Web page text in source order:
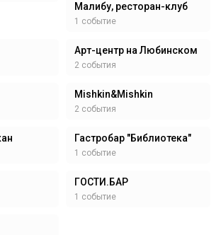
Малибу, ресторан-клуб
1 событие
Арт-центр на Любинском
2 события
Mishkin&Mishkin
2 события
Гастробар "Библиотека"
1 событие
ГОСТИ.БАР
1 событие